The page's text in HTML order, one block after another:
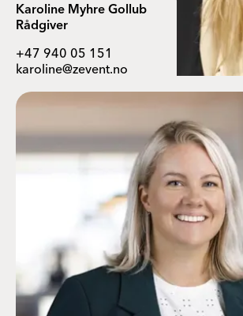
Karoline Myhre Gollub
Rådgiver
+47 940 05 151
karoline@zevent.no